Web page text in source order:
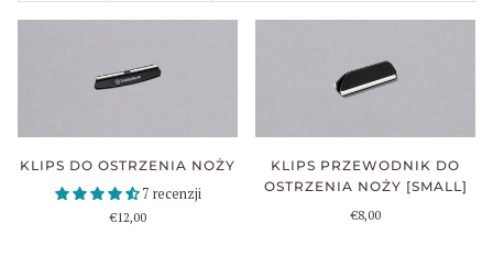
KLIPS DO OSTRZENIA NOŻY
7 recenzji
€12,00
KLIPS PRZEWODNIK DO
OSTRZENIA NOŻY [SMALL]
€8,00